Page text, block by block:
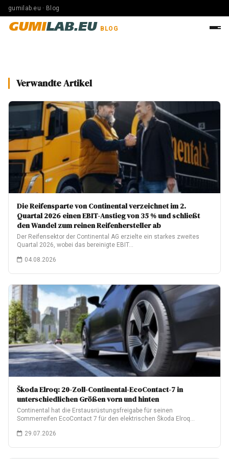
gumilab.eu · Blog
GUMILAB.EU BLOG
Verwandte Artikel
Die Reifensparte von Continental verzeichnet im 2.
Quartal 2026 einen EBIT-Anstieg von 35 % und schließt
den Wandel zum reinen Reifenhersteller ab
Der Reifensektor der Continental AG erzielte ein starkes zweites
Quartal 2026, wobei das bereinigte EBIT…
04.08.2026
Škoda Elroq: 20-Zoll-Continental-EcoContact-7 in
unterschiedlichen Größen vorn und hinten
Continental hat die Erstausrüstungsfreigabe für seinen
Sommerreifen EcoContact 7 für den elektrischen Škoda Elroq
29.07.2026